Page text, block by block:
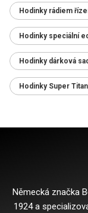
Hodinky rádiem
Hodinky speciální
Hodinky dárková
Hodinky Super
Německá značka
1924 a